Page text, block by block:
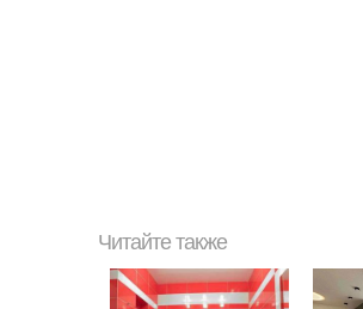
Читайте также